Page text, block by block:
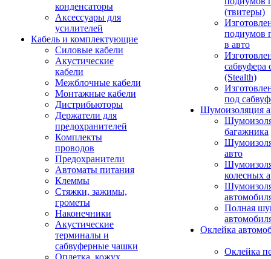
конденсаторы
Аксессуары для
усилителей
Кабель и комплектующие
Силовые кабели
Акустические
кабели
Межблочные кабели
Монтажные кабели
Дистрибьюторы
Держатели для
предохранителей
Комплекты
проводов
Предохранители
Автоматы питания
Клеммы
Стяжки, зажимы,
грометы
Наконечники
Акустические
терминалы и
сабвуферные чашки
Оплетка, кожух,
(твитеры)
подиумов
в авто
сабвуфера
(Stealth)
под
Шумоизоляция
багажника
авто
колесных
Полная
Оклейка
Оклейка